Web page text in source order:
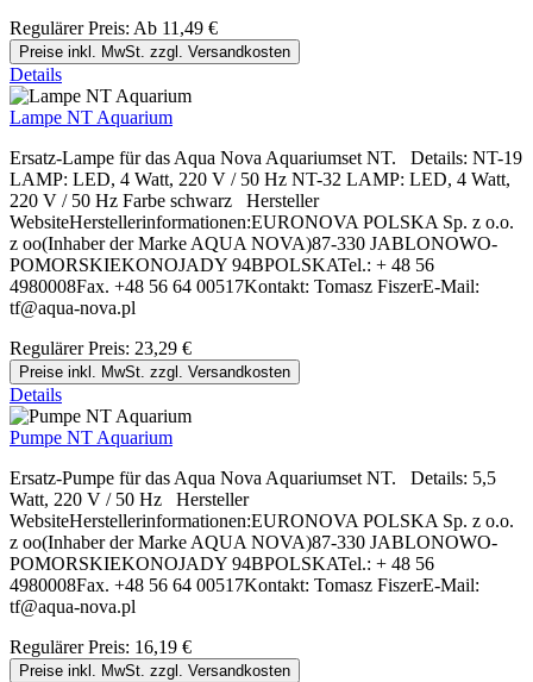
Regulärer Preis: Ab 11,49 €
Preise inkl. MwSt. zzgl. Versandkosten
Details
Lampe NT Aquarium
Ersatz-Lampe für das Aqua Nova Aquariumset NT. Details: NT-19
LAMP: LED, 4 Watt, 220 V / 50 Hz NT-32 LAMP: LED, 4 Watt,
220 V / 50 Hz Farbe schwarz Hersteller
WebsiteHerstellerinformationen:EURONOVA POLSKA Sp. z o.o.
z oo(Inhaber der Marke AQUA NOVA)87-330 JABLONOWO-
POMORSKIEKONOJADY 94BPOLSKATel.: + 48 56
4980008Fax. +48 56 64 00517Kontakt: Tomasz FiszerE-Mail:
tf@aqua-nova.pl
Regulärer Preis: 23,29 €
Preise inkl. MwSt. zzgl. Versandkosten
Details
Pumpe NT Aquarium
Ersatz-Pumpe für das Aqua Nova Aquariumset NT. Details: 5,5
Watt, 220 V / 50 Hz Hersteller
WebsiteHerstellerinformationen:EURONOVA POLSKA Sp. z o.o.
z oo(Inhaber der Marke AQUA NOVA)87-330 JABLONOWO-
POMORSKIEKONOJADY 94BPOLSKATel.: + 48 56
4980008Fax. +48 56 64 00517Kontakt: Tomasz FiszerE-Mail:
tf@aqua-nova.pl
Regulärer Preis: 16,19 €
Preise inkl. MwSt. zzgl. Versandkosten